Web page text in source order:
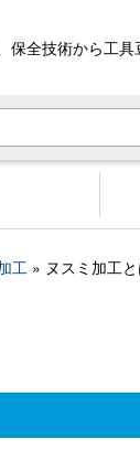
保全技術から工具
工 ヌスミ加工